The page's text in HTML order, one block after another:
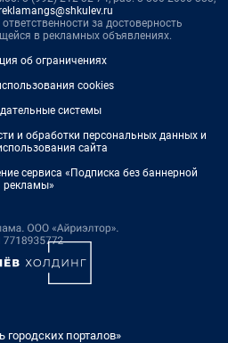
за достоверность
в рекламных объявлениях.
об ограничениях
cookies
системы
и обработки персональных данных и
сайта
сервиса «Подписка без баннерной
рекламы»
порталов»